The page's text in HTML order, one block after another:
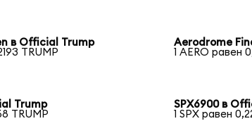
в Official Trump
TRUMP
Aerodrome
1 AERO равен
Trump
TRUMP
SPX6900 в
1 SPX равен